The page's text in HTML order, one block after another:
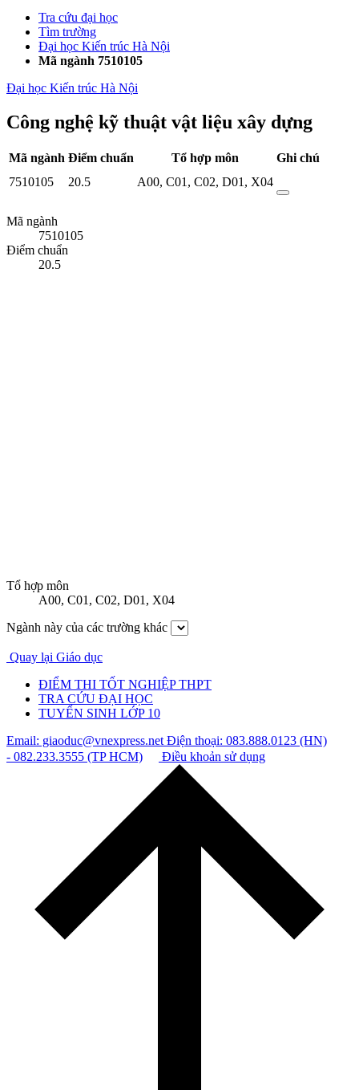
Tra cứu đại học
Tìm trường
Đại học Kiến trúc Hà Nội
Mã ngành 7510105
Đại học Kiến trúc Hà Nội
Công nghệ kỹ thuật vật liệu xây dựng
Mã ngành Điểm chuẩn Tổ hợp môn
Ghi chú
7510105
20.5 A00, C01, C02, D01, X04
Mã ngành
7510105
Điểm chuẩn
20.5
Tổ hợp môn
A00, C01, C02, D01, X04
Ngành này của các trường khác
Quay lại Giáo dục
ĐIỂM THI TỐT NGHIỆP THPT
TRA CỨU ĐẠI HỌC
TUYỂN SINH LỚP 10
Email: giaoduc@vnexpress.netĐiện thoại: 083.888.0123 (HN)
- 082.233.3555 (TP HCM)
Điều khoản sử dụng